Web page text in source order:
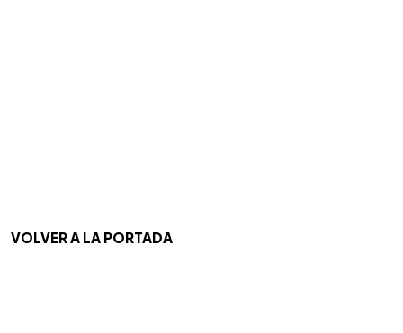
VOLVER A LA PORTADA